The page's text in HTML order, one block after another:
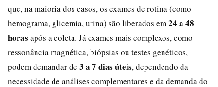
que, na maioria dos casos, os exames de rotina (como
hemograma, glicemia, urina) são liberados em 24 a 48
horas após a coleta. Já exames mais complexos, como
ressonância magnética, biópsias ou testes genéticos,
podem demandar de 3 a 7 dias úteis, dependendo da
necessidade de análises complementares e da demanda do